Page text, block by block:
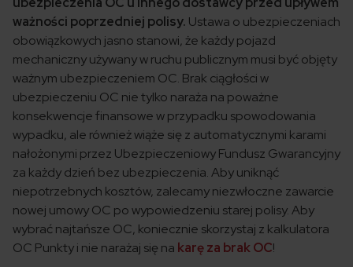
ważności poprzedniej polisy. Ustawa o ubezpieczeniach
obowiązkowych jasno stanowi, że każdy pojazd
mechaniczny używany w ruchu publicznym musi być objęty
ważnym ubezpieczeniem OC. Brak ciągłości w
ubezpieczeniu OC nie tylko naraża na poważne
konsekwencje finansowe w przypadku spowodowania
wypadku, ale również wiąże się z automatycznymi karami
nałożonymi przez Ubezpieczeniowy Fundusz Gwarancyjny
za każdy dzień bez ubezpieczenia. Aby uniknąć
niepotrzebnych kosztów, zalecamy niezwłoczne zawarcie
nowej umowy OC po wypowiedzeniu starej polisy. Aby
wybrać najtańsze OC, koniecznie skorzystaj z kalkulatora
OC Punkty i nie narażaj się na karę za brak OC!